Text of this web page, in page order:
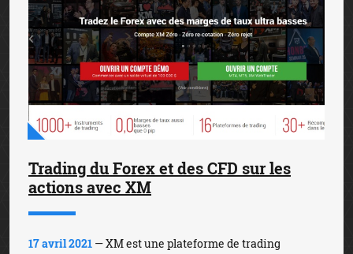
Trading du Forex et des CFD sur les
actions avec XM
17 avril 2021 — XM est une plateforme de trading